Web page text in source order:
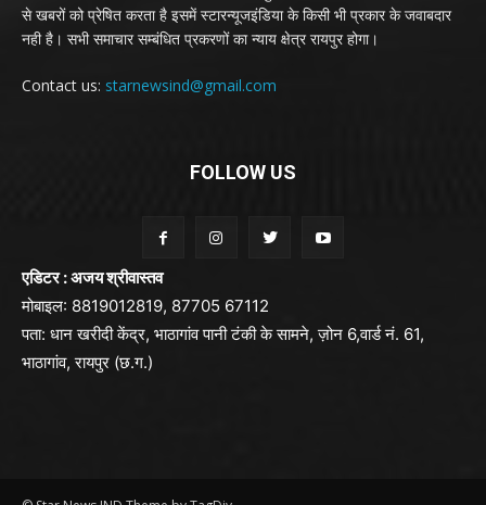
से खबरों को प्रेषित करता है इसमें स्टारन्यूजइंडिया के किसी भी प्रकार के जवाबदार
नही है। सभी समाचार सम्बंधित प्रकरणों का न्याय क्षेत्र रायपुर होगा।
Contact us: starnewsind@gmail.com
FOLLOW US
एडिटर : अजय श्रीवास्तव
मोबाइल: 8819012819, 87705 67112
पता: धान खरीदी केंद्र, भाठागांव पानी टंकी के सामने, ज़ोन 6,वार्ड नं. 61,
भाठागांव, रायपुर (छ.ग.)